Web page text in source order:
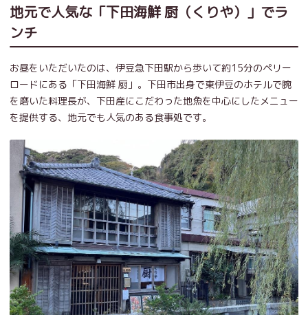
地元で人気な「下田海鮮 厨（くりや）」でラ
ンチ
お昼をいただいたのは、伊豆急下田駅から歩いて約15分のペリー
ロードにある「下田海鮮 厨」。下田市出身で東伊豆のホテルで腕
を磨いた料理長が、下田産にこだわった地魚を中心にしたメニュー
を提供する、地元でも人気のある食事処です。